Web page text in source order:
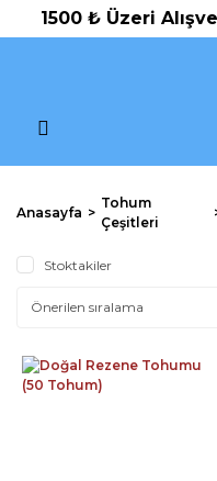
1500 ₺ Üzeri
Anasayfa
Tohum
Çeşitleri
Stoktakiler